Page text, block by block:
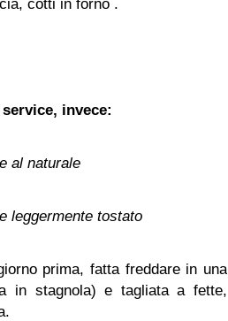
, cotti in forno .
invece:
al naturale
leggermente tostato
prima, fatta freddare in una
in stagnola) e tagliata a fette,